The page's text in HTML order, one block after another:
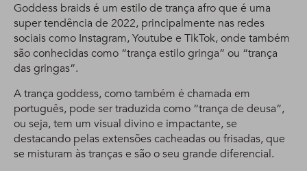
Goddess braids é um estilo de trança afro que é uma
super tendência de 2022, principalmente nas redes
sociais como Instagram, Youtube e TikTok, onde também
são conhecidas como “trança estilo gringa” ou “trança
das gringas”.
A trança goddess, como também é chamada em
português, pode ser traduzida como “trança de deusa”,
ou seja, tem um visual divino e impactante, se
destacando pelas extensões cacheadas ou frisadas, que
se misturam às tranças e são o seu grande diferencial.